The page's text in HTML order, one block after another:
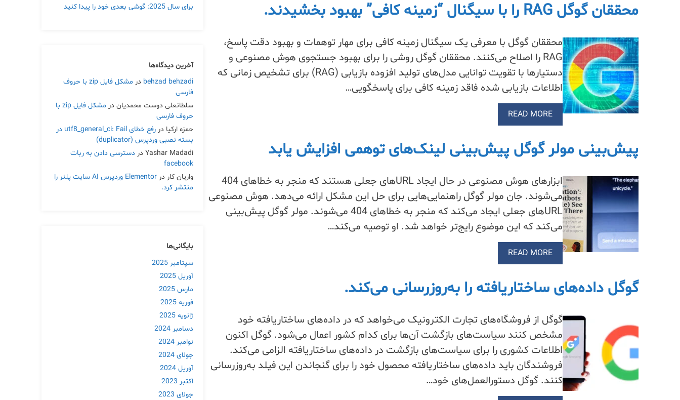
محققان گوگل RAG را با سیگنال “زمینه کافی” بهبود بخشیدند.
محققان گوگل با معرفی یک سیگنال زمینه کافی برای مهار توهمات و بهبود دقت پاسخ،
RAG را اصلاح می‌کنند. محققان گوگل روشی را برای بهبود جستجوی هوش مصنوعی و
دستیارها با تقویت توانایی مدل‌های تولید افزوده بازیابی (RAG) برای تشخیص زمانی که
اطلاعات بازیابی شده فاقد زمینه کافی برای پاسخگویی…
READ MORE
پیش‌بینی مولر گوگل پیش‌بینی لینک‌های توهمی افزایش یابد
ابزارهای هوش مصنوعی در حال ایجاد URLهای جعلی هستند که منجر به خطاهای 404
می‌شوند. جان مولر گوگل راهنمایی‌هایی برای حل این مشکل ارائه می‌دهد. هوش مصنوعی
URLهای جعلی ایجاد می‌کند که منجر به خطاهای 404 می‌شوند. مولر گوگل پیش‌بینی
می‌کند که این موضوع رایج‌تر خواهد شد. او توصیه می‌کند…
READ MORE
گوگل داده‌های ساختاریافته را به‌روزرسانی می‌کند.
گوگل از فروشگاه‌های تجارت الکترونیک می‌خواهد که در داده‌های ساختاریافته خود
مشخص کنند سیاست‌های بازگشت آن‌ها برای کدام کشور اعمال می‌شود. گوگل اکنون
اطلاعات کشوری را برای سیاست‌های بازگشت در داده‌های ساختاریافته الزامی می‌کند.
فروشندگان باید داده‌های ساختاریافته محصول خود را برای گنجاندن این فیلد به‌روزرسانی
کنند. گوگل دستورالعمل‌های خود…
برای سال 2025: گوشی بعدی خود را پیدا کنید
آخرین دیدگاه‌ها
behzad behzadi در
مشکل فایل zip با حروف
فارسی
سلطانعلی دوست محمدیان در
مشکل فایل zip با
حروف فارسی
حمزه ارکیا در
رفع خطای utf8_general_ci: Fail در
بسته نصبی وردپرس (duplicator)
Yashar Madadi در دسترسی دادن به ربات
facebook
واریان کار در
Elementor وردپرس AI سایت پلنر را
منتشر کرد.
بایگانی‌ها
سپتامبر 2025
آوریل 2025
مارس 2025
فوریه 2025
ژانویه 2025
دسامبر 2024
نوامبر 2024
جولای 2024
آوریل 2024
اکتبر 2023
جولای 2023